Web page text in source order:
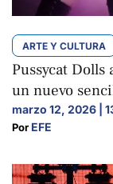
ARTE Y CULTURA
Pussycat
un nuevo
marzo 12, 2026 |
Por EFE